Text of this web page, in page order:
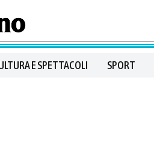
E SPETTACOLI SPORT